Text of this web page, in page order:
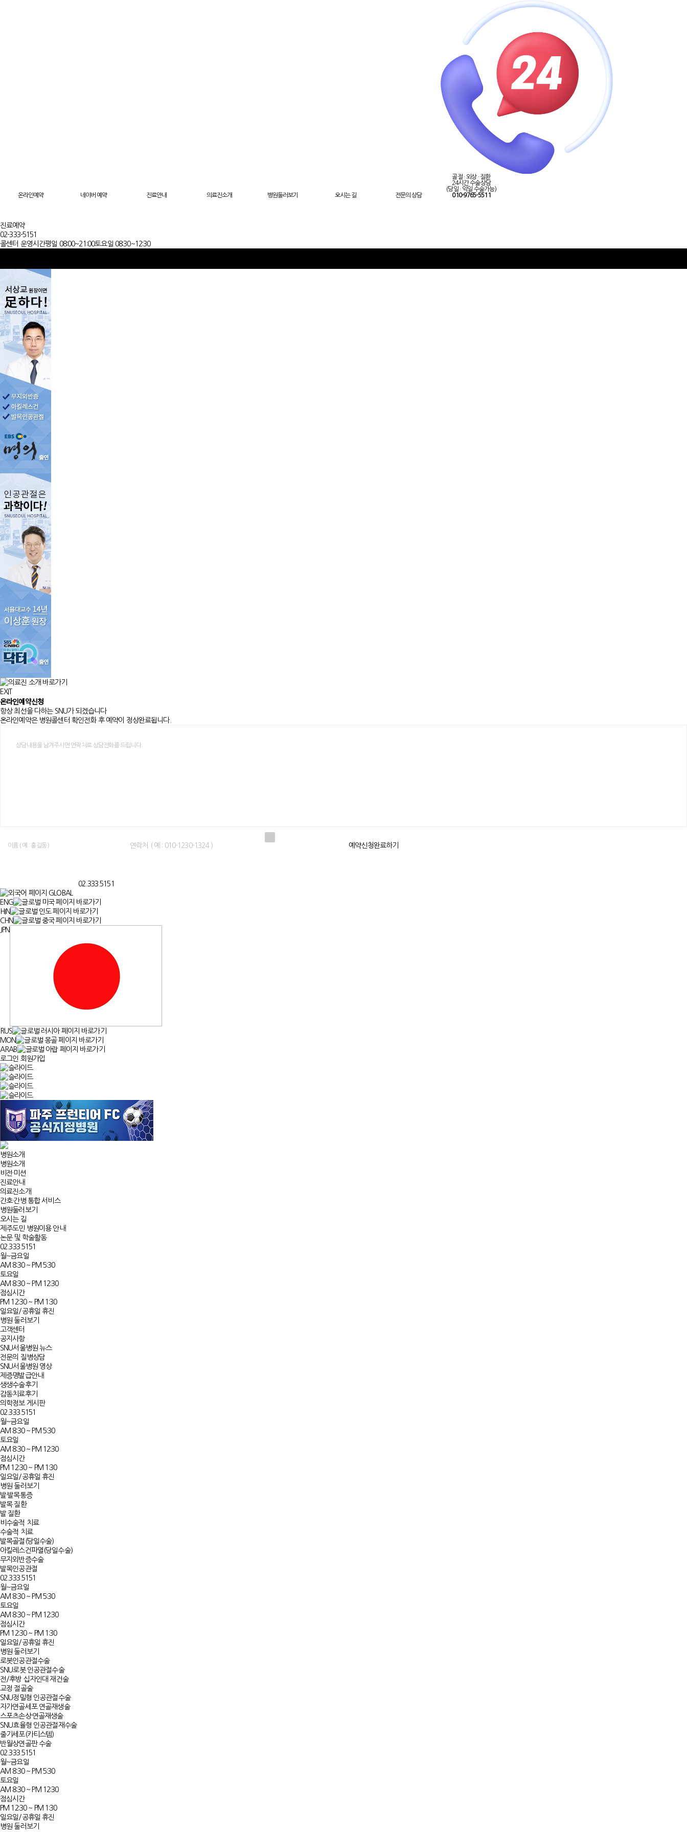
온라인예약 네이버 예약 진료안내 의료진소개 병원둘러보기 오시는 길 전문의 상담
골절 · 외상 · 질환
24시간수술상담
(당일 · 익일 수술가능)
010-9765-5511
진료예약
02-333-5151
콜센터 운영시간평일 08:00~21:00토요일 08:30~12:30
EXIT
온라인예약신청
항상 최선을 다하는 SNU가 되겠습니다
온라인예약은 병원콜센터 확인전화 후 예약이 정상완료됩니다.
예약신청완료하기
02.333.5151
GLOBAL
ENG
HIN
CHN
JPN
RUS
MON
ARAB
로그인
회원가입
병원소개
병원소개
비전·미션
진료안내
의료진소개
간호·간병 통합 서비스
병원둘러보기
오시는 길
제주도민 병원이용 안내
논문 및 학술활동
02.333.5151
월~금요일
AM 8:30 ~ PM 5:30
토요일
AM 8:30 ~ PM 12:30
점심시간
PM 12:30 ~ PM 1:30
일요일/공휴일 휴진
병원 둘러보기
고객센터
공지사항
SNU서울병원 뉴스
전문의 질병상담
SNU서울병원 영상
제증명발급안내
생생수술후기
감동치료후기
의학정보 게시판
02.333.5151
월~금요일
AM 8:30 ~ PM 5:30
토요일
AM 8:30 ~ PM 12:30
점심시간
PM 12:30 ~ PM 1:30
일요일/공휴일 휴진
병원 둘러보기
발·발목통증
발목 질환
발 질환
비수술적 치료
수술적 치료
발목골절(당일수술)
아킬레스건파열(당일수술)
무지외반증수술
발목인공관절
02.333.5151
월~금요일
AM 8:30 ~ PM 5:30
토요일
AM 8:30 ~ PM 12:30
점심시간
PM 12:30 ~ PM 1:30
일요일/공휴일 휴진
병원 둘러보기
로봇인공관절수술
SNU로봇 인공관절수술
전/후방 십자인대 재건술
교정 절골술
SNU정밀형 인공관절수술
자가연골세포 연골재생술​​
스포츠손상·연골재생술
SNU효율형 인공관절재수술​
줄기세포(카티스템)
반월상연골판 수술
02.333.5151
월~금요일
AM 8:30 ~ PM 5:30
토요일
AM 8:30 ~ PM 12:30
점심시간
PM 12:30 ~ PM 1:30
일요일/공휴일 휴진
병원 둘러보기